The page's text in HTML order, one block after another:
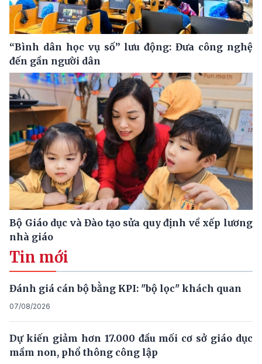
“Bình dân học vụ số” lưu động: Đưa công nghệ
đến gần người dân
Bộ Giáo dục và Đào tạo sửa quy định về xếp lương
nhà giáo
Tin mới
Đánh giá cán bộ bằng KPI: "bộ lọc" khách quan
07/08/2026
Dự kiến giảm hơn 17.000 đầu mối cơ sở giáo dục
mầm non, phổ thông công lập